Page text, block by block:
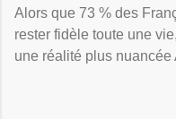
Alors que 73 % des
rester fidèle toute une
une réalité plus nuancée